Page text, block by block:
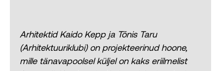
Arhitektid Kaido Kepp ja Tõnis Taru
(Arhitektuuriklubi) on projekteerinud hoone,
mille tänavapoolsel küljel on kaks eriilmelist